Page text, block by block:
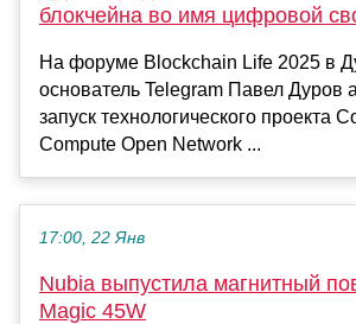
блокчейна во имя цифровой
На форуме Blockchain Life 2025 в
основатель Telegram Павел Дуров
запуск технологического проекта
Compute Open Network ...
17:00, 22 Янв
Nubia выпустила магнитный
Magic 45W